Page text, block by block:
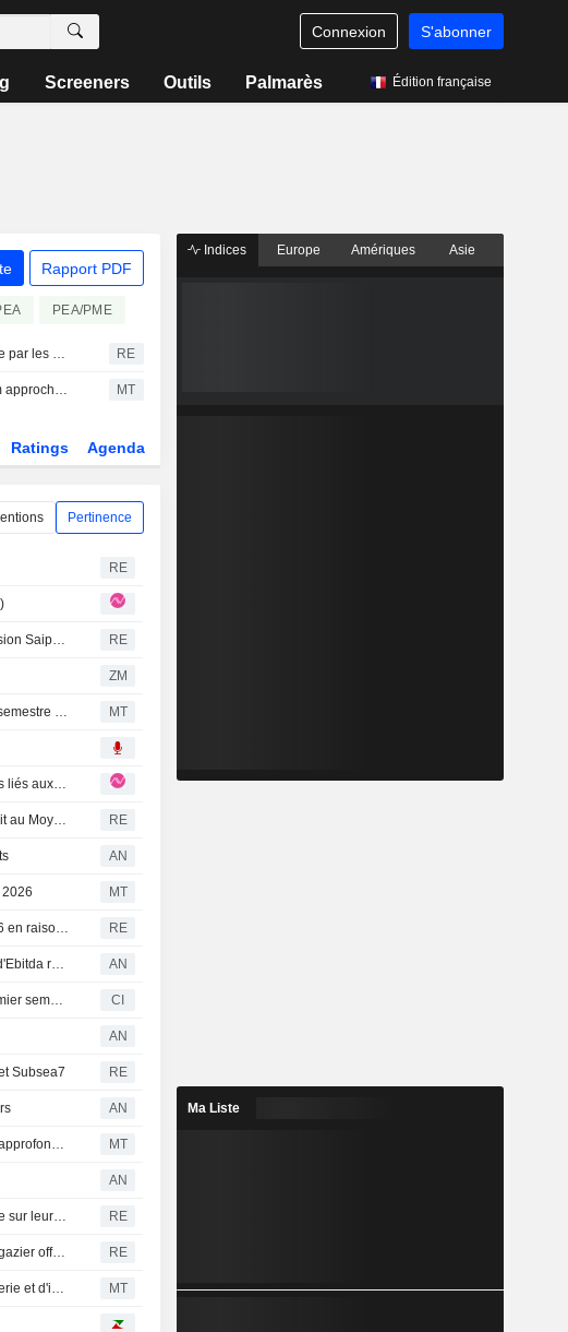
Connexion S'abonner
Screeners Outils Palmarès Édition française
Rapport PDF
PEA/PME
La Bourse de Milan en rallye, portée par les espoirs de paix entre les États-Unis et l'Iran ; Danieli s'envole, Prysmian recule RE
La fusion entre Subsea 7 et Saipem approche de sa finalisation MT
Ratings Agenda
Pertinence
RE
Concurrence : l'UE repousse de trois semaines l'échéance pour la fusion Saipem-Subsea 7 au 16 décembre RE
ZM
Berenberg maintient Saipem à l'achat après les résultats du premier semestre ; l'objectif de cours est ajusté MT
SAIPEM : Rebond des prises de commandes au T2, mais les surcoûts liés aux conflits pèsent sur les marges
Saipem abaisse ses prévisions pour 2026, signalant l'impact du conflit au Moyen-Orient sur les prestataires de services énergétiques RE
AN
MT
Italie : Saipem revoit à la baisse ses prévisions de résultats pour 2026 en raison de la crise au Moyen-Orient RE
Saipem : le bénéfice net ajusté semestriel recule de 6,4 % ; l'objectif d'Ebitda revu à la baisse AN
Saipem SpA publie ses résultats pour le deuxième trimestre et le premier semestre clos le 30 juin 2026 CI
AN
Subsea7 RE
AN
La fusion entre Saipem et Subsea 7 devrait faire l'objet d'un examen approfondi de l'UE MT
AN
Saipem et Subsea 7 : l'UE s'apprête à ouvrir une enquête approfondie sur leur fusion, selon des sources RE
Saipem remporte un contrat de 2 milliards de dollars pour un champ gazier offshore en Indonésie RE
Indonésie : une coentreprise de Saipem remporte un contrat d'ingénierie et d'installation de 2 milliards de dollars MT
Indices Europe Amériques Asie
Ma Liste